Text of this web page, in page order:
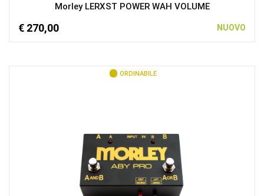
Morley LERXST POWER WAH VOLUME
€ 270,00 NUOVO
ORDINABILE